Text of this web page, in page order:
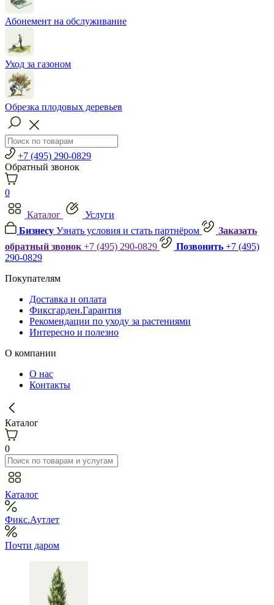
Абонемент на обслуживание
Уход за газоном
Обрезка плодовых деревьев
+7 (495) 290-0829
Обратный звонок
0
Каталог
Услуги
Бизнесу Узнать условия и стать партнёром
Заказать
обратный звонок +7 (495) 290-0829 Позвонить +7 (495)
290-0829
Покупателям
Доставка и оплата
Фиксгарден.Гарантия
Рекомендации по уходу за растениями
Интересно и полезно
О компании
О нас
Контакты
Каталог
0
Каталог
Фикс.Аутлет
Почти даром